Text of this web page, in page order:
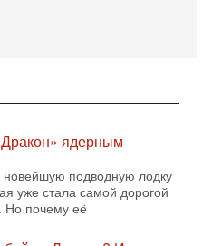
уже стала самой дорогой
Но почему её
Ливане? Иран
Тамар, офицер
военный историк.
Арье.